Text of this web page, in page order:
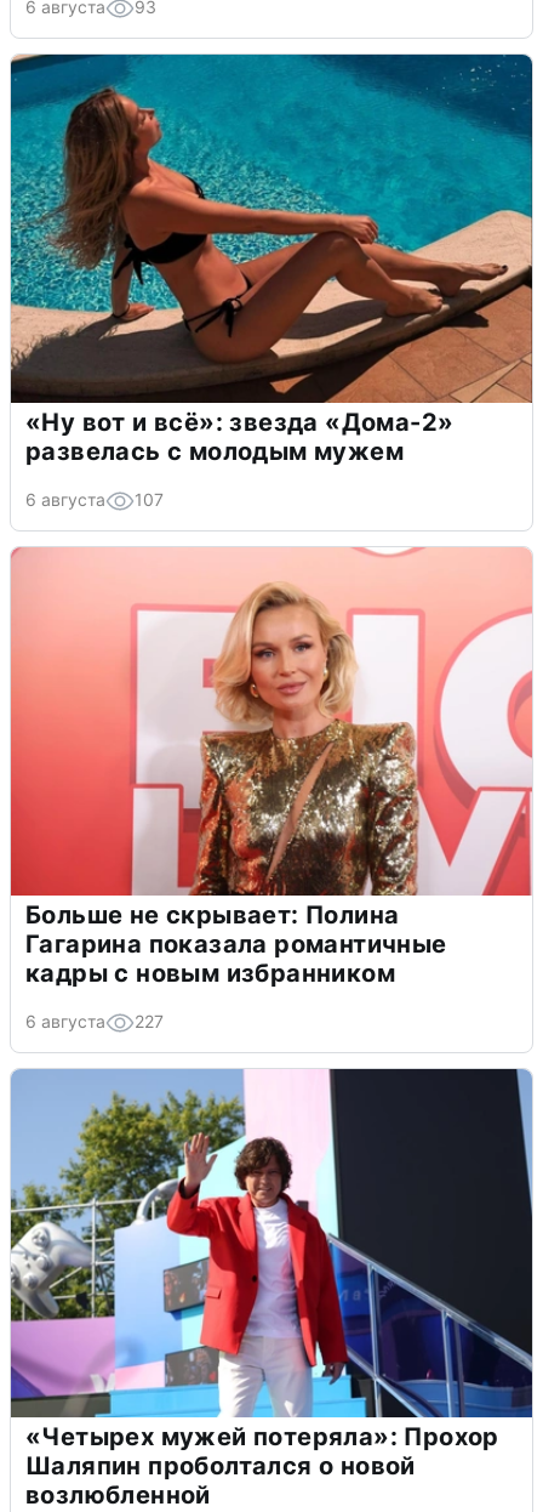
6 августа 93
«Ну вот и всё»: звезда «Дома-2»
развелась с молодым мужем
6 августа 107
Больше не скрывает: Полина
Гагарина показала романтичные
кадры с новым избранником
6 августа 227
«Четырех мужей потеряла»: Прохор
Шаляпин проболтался о новой
возлюбленной